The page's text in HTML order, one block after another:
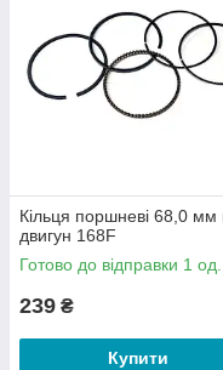
Кільця поршневі 68,0 мм
двигун 168F
Готово до відправки 1 од.
239 ₴
Купити